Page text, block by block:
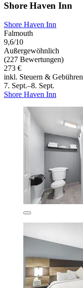
Shore Haven Inn
Shore Haven Inn
Falmouth
9,6/10
Außergewöhnlich
(227 Bewertungen)
273 €
inkl. Steuern & Gebühren
7. Sept.–8. Sept.
Shore Haven Inn